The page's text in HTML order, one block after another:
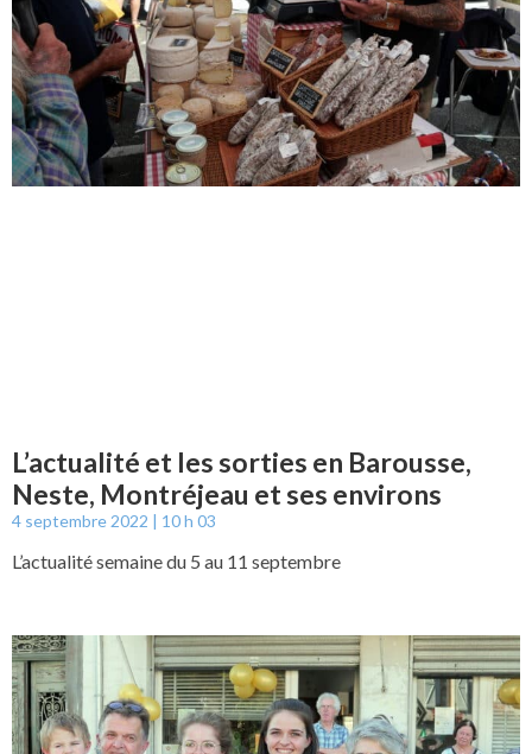
L’actualité et les sorties en Barousse,
Neste, Montréjeau et ses environs
4 septembre 2022 10 h 03
L’actualité semaine du 5 au 11 septembre